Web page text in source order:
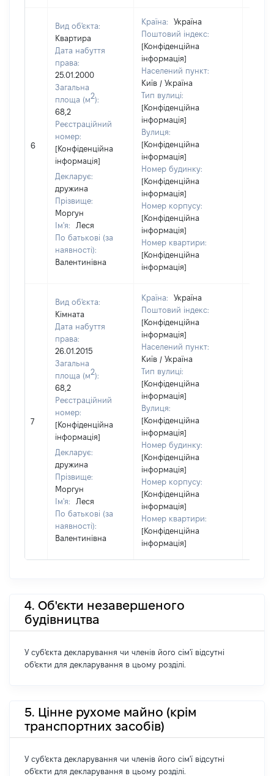
6
Вид об'єкта:
Квартира
Дата набуття
права:
25.01.2000
Загальна
площа (м2):
68,2
Реєстраційний
номер:
[Конфіденційна
інформація]
Декларує:
дружина
Прізвище:
Моргун
Ім'я:
Леся
По батькові (за
наявності):
Валентинівна
Країна:
Україна
Поштовий індекс:
[Конфіденційна
інформація]
Населений пункт:
Київ / Україна
Тип вулиці:
[Конфіденційна
інформація]
Вулиця:
[Конфіденційна
інформація]
Номер будинку:
[Конфіденційна
інформація]
Номер корпусу:
[Конфіденційна
інформація]
Номер квартири:
[Конфіденційна
інформація]
7
Вид об'єкта:
Кімната
Дата набуття
права:
26.01.2015
Загальна
площа (м2):
68,2
Реєстраційний
номер:
[Конфіденційна
інформація]
Декларує:
дружина
Прізвище:
Моргун
Ім'я:
Леся
По батькові (за
наявності):
Валентинівна
Країна:
Україна
Поштовий індекс:
[Конфіденційна
інформація]
Населений пункт:
Київ / Україна
Тип вулиці:
[Конфіденційна
інформація]
Вулиця:
[Конфіденційна
інформація]
Номер будинку:
[Конфіденційна
інформація]
Номер корпусу:
[Конфіденційна
інформація]
Номер квартири:
[Конфіденційна
інформація]
4. Об'єкти незавершеного
будівництва
У суб'єкта декларування чи членів його сім'ї відсутні
об'єкти для декларування в цьому розділі.
5. Цінне рухоме майно (крім
транспортних засобів)
У суб'єкта декларування чи членів його сім'ї відсутні
об'єкти для декларування в цьому розділі.